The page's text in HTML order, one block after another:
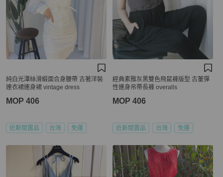
純白光澤絲滑緞面合身腰帶 古著洋裝
連衣裙連身裙 vintage dress
MOP 406
近新閒置品 台灣 免運
經典素雅灰黑雙色飛鼠褲版型 古董彈
性連身吊帶長褲 overalls
MOP 406
近新閒置品 台灣 免運